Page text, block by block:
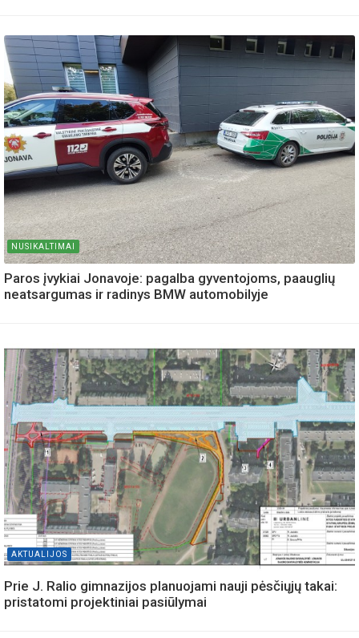
NUSIKALTIMAI
Paros įvykiai Jonavoje: pagalba gyventojoms, paauglių
neatsargumas ir radinys BMW automobilyje
AKTUALIJOS
Prie J. Ralio gimnazijos planuojami nauji pėsčiųjų takai:
pristatomi projektiniai pasiūlymai